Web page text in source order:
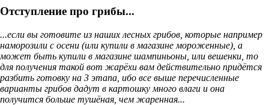
Отступление про грибы...
...если вы готовите из наших лесных грибов, которые например
наморозили с осени (или купили в магазине мороженные), а
может быть купили в магазине шампиньоны, или вешенки, то
для получения такой вот жарёхи вам действительно придётся
разбить готовку на 3 этапа, ибо все выше перечисленные
варианты грибов дадут в картошку много влаги и она
получится больше тушёная, чем жаренная...